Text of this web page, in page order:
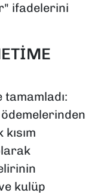
ifadelerini
ödemelerinden
kulüp